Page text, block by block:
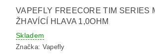
VAPEFLY FREECORE TIM SERIES
ŽHAVÍCÍ HLAVA 1,0OHM
Skladem
Značka: Vapefly